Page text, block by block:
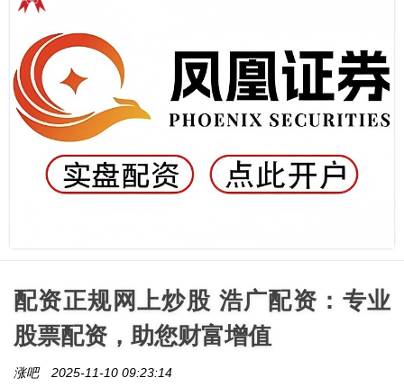
配资正规网上炒股 浩广配资：专业
股票配资，助您财富增值
涨吧 2025-11-10 09:23:14